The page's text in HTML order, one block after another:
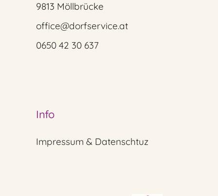
9813 Möllbrücke
office@dorfservice.at
0650 42 30 637
Info
Impressum & Datenschtuz